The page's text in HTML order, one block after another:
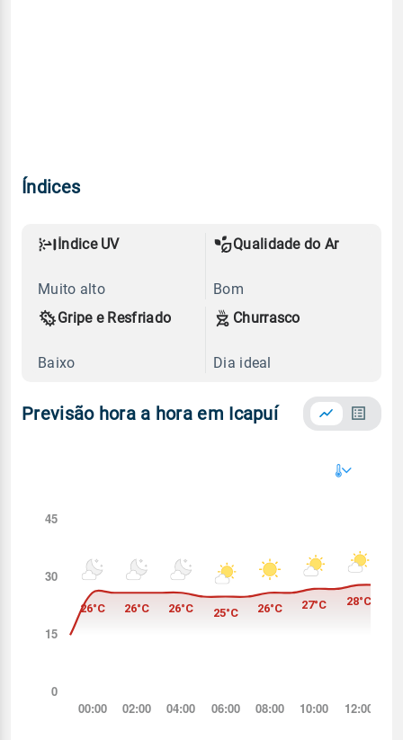
Índices
Índice UV
Muito alto
Qualidade do Ar
Bom
Gripe e Resfriado
Baixo
Churrasco
Dia ideal
Previsão hora a hora em Icapuí